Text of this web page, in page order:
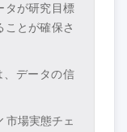
タが研究目標
とが確保さ
データの信
市場実態チェ